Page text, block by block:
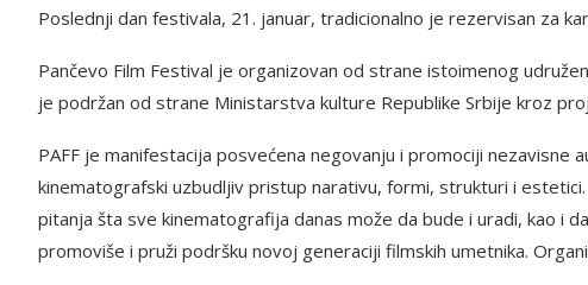
Poslednji dan festivala, 21. januar, tradicionalno je rezervisan za
Pančevo Film Festival je organizovan od strane istoimenog
je podržan od strane Ministarstva kulture Republike Srbije kroz
PAFF je manifestacija posvećena negovanju i promociji
kinematografski uzbudljiv pristup narativu, formi, strukturi i
pitanja šta sve kinematografija danas može da bude i uradi, kao i
promoviše i pruži podršku novoj generaciji filmskih umetnika.